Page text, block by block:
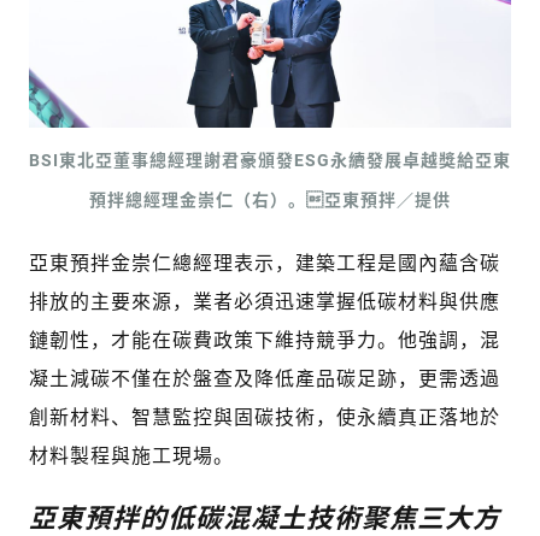
BSI東北亞董事總經理謝君豪頒發ESG永續發展卓越獎給亞東
預拌總經理金崇仁（右）。亞東預拌／提供
亞東預拌金崇仁總經理表示，建築工程是國內蘊含碳
排放的主要來源，業者必須迅速掌握低碳材料與供應
鏈韌性，才能在碳費政策下維持競爭力。他強調，混
凝土減碳不僅在於盤查及降低產品碳足跡，更需透過
創新材料、智慧監控與固碳技術，使永續真正落地於
材料製程與施工現場。
亞東預拌的低碳混凝土技術聚焦三大方